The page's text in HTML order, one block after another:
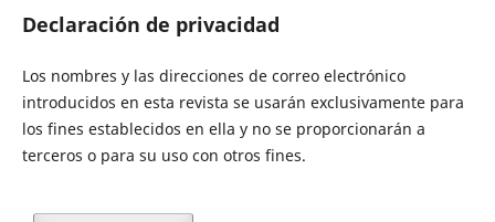
Declaración de privacidad
Los nombres y las direcciones de correo electrónico
introducidos en esta revista se usarán exclusivamente para
los fines establecidos en ella y no se proporcionarán a
terceros o para su uso con otros fines.